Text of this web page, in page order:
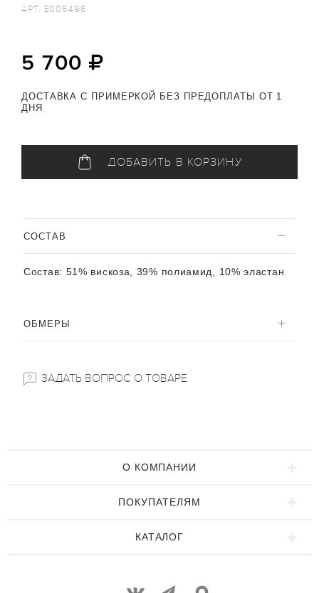
АРТ. E006496
5 700
ДОСТАВКА С ПРИМЕРКОЙ БЕЗ ПРЕДОПЛАТЫ ОТ 1
ДНЯ
ДОБАВИТЬ В КОРЗИНУ
CОСТАВ
Состав: 51% вискоза, 39% полиамид, 10% эластан
ОБМЕРЫ
ЗАДАТЬ ВОПРОС О ТОВАРЕ
О КОМПАНИИ
ПОКУПАТЕЛЯМ
КАТАЛОГ